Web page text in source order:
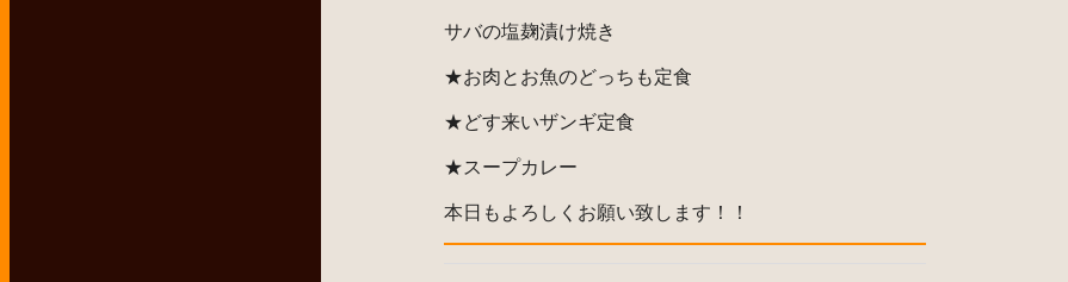
サバの塩麹漬け焼き
★お肉とお魚のどっちも定食
★どす来いザンギ定食
★スープカレー
本日もよろしくお願い致します！！